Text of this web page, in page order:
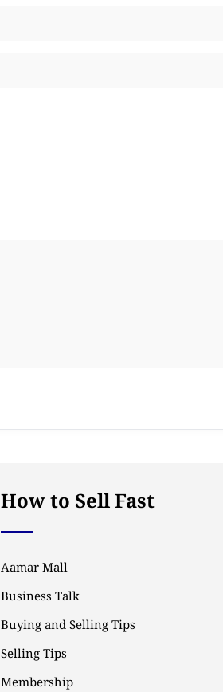
How to Sell Fast
Aamar Mall
Business Talk
Buying and Selling Tips
Selling Tips
Membership